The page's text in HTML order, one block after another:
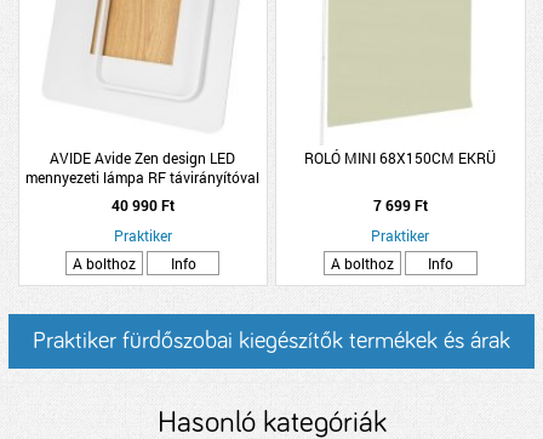
AVIDE Avide Zen design LED
mennyezeti lámpa RF távirányítóval
40 990 Ft
Praktiker
A bolthoz
Info
ROLÓ MINI 68X150CM EKRÜ
7 699 Ft
Praktiker
A bolthoz
Info
Praktiker fürdőszobai kiegészítők termékek és árak
Hasonló kategóriák